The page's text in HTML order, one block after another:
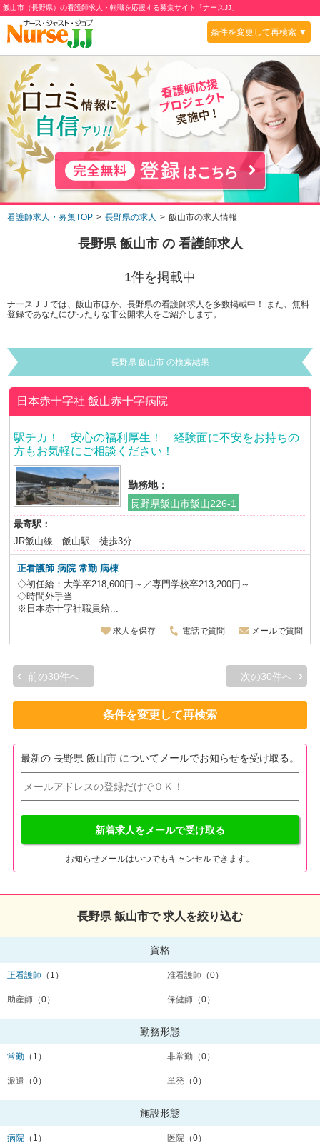
飯山市（長野県）の看護師求人・転職を応援する募集サイト「ナースJJ」
条件を変更して再検索 ▼
看護師求人・募集TOP 長野県の求人 飯山市の求人情報
長野県 飯山市の 看護師求人
1件を掲載中
ナースＪＪでは、飯山市ほか、長野県の看護師求人を多数掲載中！ また、無料
登録であなたにぴったりな非公開求人をご紹介します。
長野県 飯山市 の検索結果
日本赤十字社飯山赤十字病院
駅チカ！ 安心の福利厚生！ 経験面に不安をお持ちの
方もお気軽にご相談ください！
勤務地：
長野県飯山市飯山226-1
最寄駅：
JR飯山線 飯山駅 徒歩3分
正看護師 病院 常勤 病棟
◇初任給：大学卒218,600円～／専門学校卒213,200円～
◇時間外手当
※日本赤十字社職員給...
求人を保存 電話で質問 メールで質問
前の30件へ 次の30件へ
条件を変更して再検索
最新の 長野県 飯山市 についてメールでお知らせを受け取る。
新着求人をメールで受け取る
お知らせメールはいつでもキャンセルできます。
長野県 飯山市で 求人を絞り込む
資格
正看護師 （1） 准看護師 （0）
助産師 （0） 保健師 （0）
勤務形態
常勤 （1） 非常勤 （0）
派遣 （0） 単発 （0）
施設形態
病院 （1） 医院 （0）